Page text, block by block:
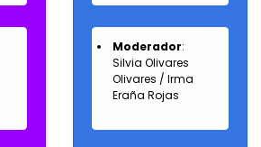
Moderador:
Silvia Olivares
Olivares / Irma
Eraña Rojas